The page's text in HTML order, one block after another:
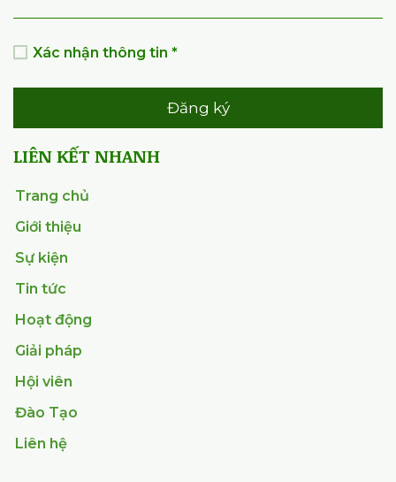
Xác nhận thông tin *
Đăng ký
LIÊN KẾT NHANH
Trang chủ
Giới thiệu
Sự kiện
Tin tức
Hoạt động
Giải pháp
Hội viên
Đào Tạo
Liên hệ